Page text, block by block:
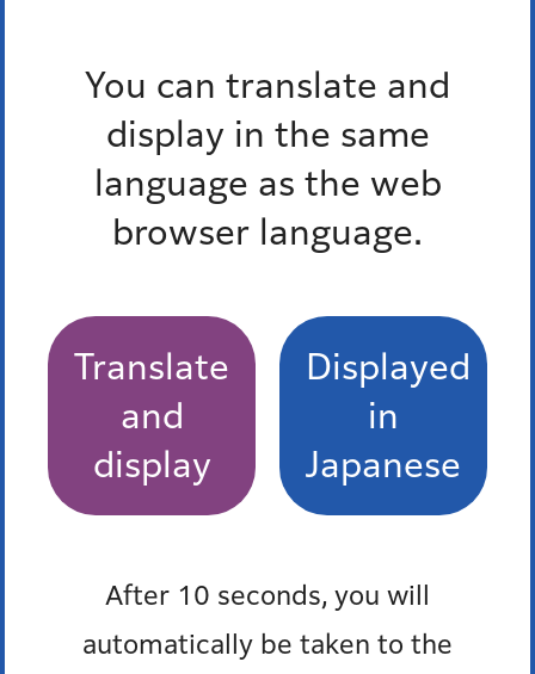
You can translate and
display in the same
language as the web
browser language.
Translate
and
display
Displayed
in
Japanese
After 10 seconds, you will
automatically be taken to the
TOKYO MX「堀潤Live Junction」に港区長が出
もっとみる
Pick up
オンラインサービス
報道発表